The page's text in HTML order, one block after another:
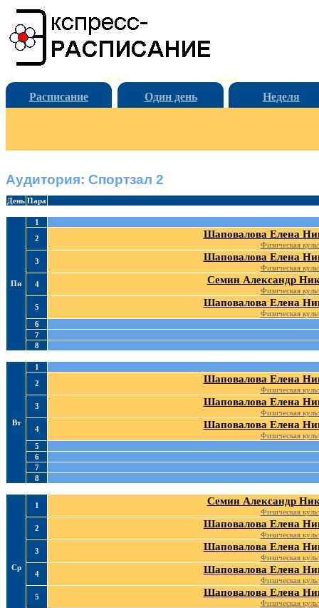
Расписание Один день Неделя
Аудитория: Спортзал 2
День Пара
Пн
1
2
Шаповалова Елена
Физическая
3
Шаповалова Елена
Физическая
4
Семин Александр
Физическая
5
Шаповалова Елена
Физическая
6
7
8
Вт
1
2
Шаповалова Елена
Физическая
3
Шаповалова Елена
Физическая
4
Шаповалова Елена
Физическая
5
6
7
8
Ср
1 Семин Александр
Физическая
2
Шаповалова Елена
Физическая
3
Шаповалова Елена
Физическая
4
Шаповалова Елена
Физическая
5
Шаповалова Елена
Физическая